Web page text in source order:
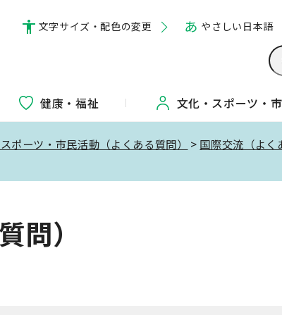
文字サイズ・配色の変更 やさしい日本語
健康・福祉 文化・ スポーツ・
ポーツ・市民活動（よくある質問） > 国際交流（よく
問）